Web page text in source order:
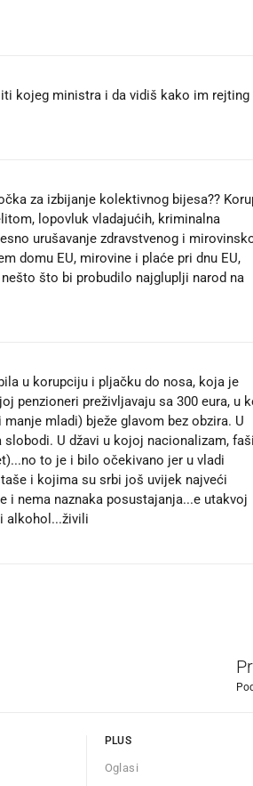
kojeg ministra i da vidiš kako im rejting
za izbijanje kolektivnog bijesa??
lopovluk vladajućih, kriminalna
urušavanje zdravstvenog i
domu EU, mirovine i plaće pri dnu EU,
što bi probudilo najgluplji narod na
u korupciju i pljačku do nosa, koja je
penzioneri preživljavaju sa 300 eura, u
mladi) bježe glavom bez obzira. U
U džavi u kojoj nacionalizam,
to je i bilo očekivano jer u vladi
i kojima su srbi još uvijek najveći
i nema naznaka posustajanja...e utakvoj
alkohol...živili
PLUS
Oglasi